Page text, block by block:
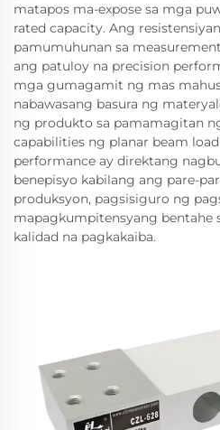
matapos ma-expose sa mga
rated capacity. Ang
pamumuhunan sa
ang patuloy na precision
mga gumagamit ng mas
nabawasang basura ng
ng produkto sa pamamagitan
capabilities ng planar beam
performance ay direktang
benepisyo kabilang ang pare-
produksyon, pagsisiguro ng
mapagkumpitensyang bentahe
kalidad na pagkakaiba.